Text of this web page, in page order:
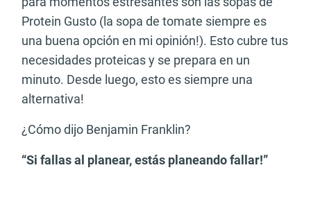
Protein Gusto (la sopa de tomate siempre es
una buena opción en mi opinión!). Esto cubre tus
necesidades proteicas y se prepara en un
minuto. Desde luego, esto es siempre una
alternativa!
¿Cómo dijo Benjamin Franklin?
“Si fallas al planear, estás planeando fallar!”